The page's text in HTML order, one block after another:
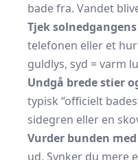
bade fra. Vandet
Tjek
telefonen eller et
guldlys, syd = varm
Undgå brede stier
typisk “officielt
sidegren eller en
Vurder bunden
ud. Synker du mere